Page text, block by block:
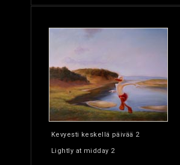
Kevyesti keskellä päivää 2
Lightly at midday 2